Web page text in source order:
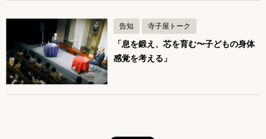
く
告知 寺子屋トーク
「息を鍛え、芯を育む〜子どもの身体
感覚を考える」